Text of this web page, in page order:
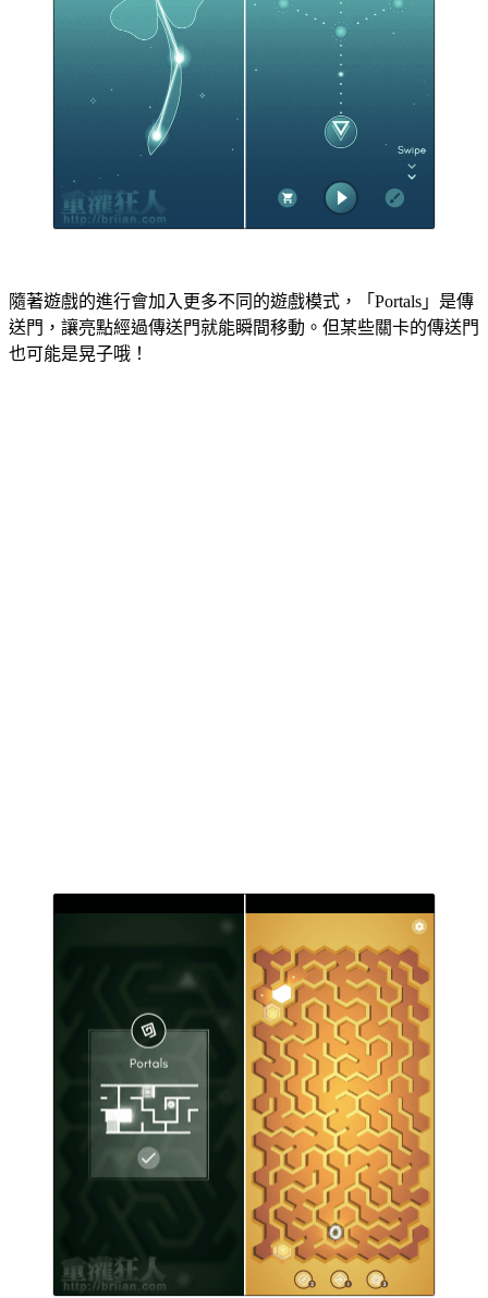
隨著遊戲的進行會加入更多不同的遊戲模式，「Portals」是傳
送門，讓亮點經過傳送門就能瞬間移動。但某些關卡的傳送門
也可能是晃子哦！